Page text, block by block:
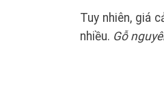
Tuy nhiên, giá
nhiều. Gỗ